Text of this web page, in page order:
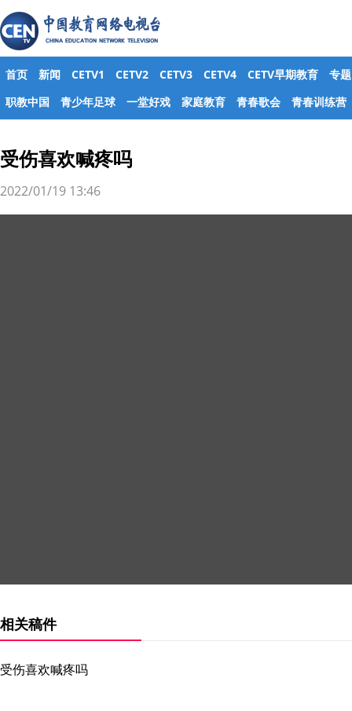
首页 新闻 CETV1 CETV2 CETV3 CETV4 CETV早期教育
专题
职教中国
青少年足球 一堂好戏 家庭教育 青春歌会 青春训练营
受伤喜欢喊疼吗
2022/01/19 13:46
相关稿件
受伤喜欢喊疼吗